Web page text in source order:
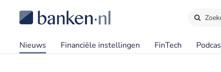
Nieuws Financiële instellingen FinTech